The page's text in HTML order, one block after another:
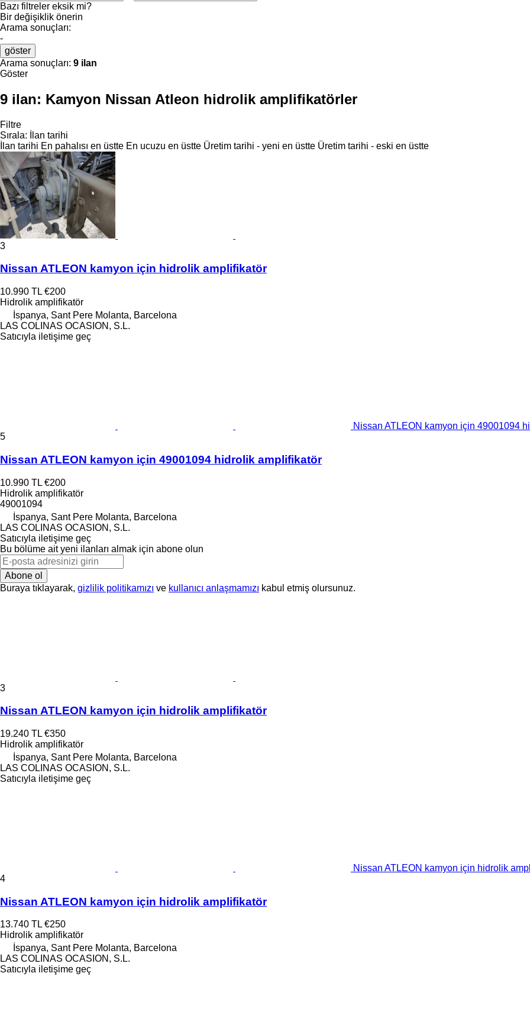
Bazı filtreler eksik mi?
Bir değişiklik önerin
Arama sonuçları:
-
göster
Arama sonuçları: 9 ilan
Göster
9 ilan: Kamyon Nissan Atleon hidrolik amplifikatörler
Filtre
Sırala:
İlan tarihi
İlan tarihi En pahalısı en üstte En ucuzu en üstte Üretim tarihi - yeni en üstte Üretim tarihi - eski en üstte
3
Nissan ATLEON kamyon için hidrolik amplifikatör
10.990 TL €200
Hidrolik amplifikatör
İspanya, Sant Pere Molanta, Barcelona
LAS COLINAS OCASION, S.L.
Satıcıyla iletişime geç
Nissan ATLEON kamyon için 49001094
5
Nissan ATLEON kamyon için 49001094 hidrolik amplifikatör
10.990 TL €200
Hidrolik amplifikatör
49001094
İspanya, Sant Pere Molanta, Barcelona
LAS COLINAS OCASION, S.L.
Satıcıyla iletişime geç
Bu bölüme ait yeni ilanları almak için abone olun
Abone ol
Buraya tıklayarak, gizlilik politikamızı ve kullanıcı anlaşmamızı kabul etmiş olursunuz.
3
Nissan ATLEON kamyon için hidrolik amplifikatör
19.240 TL €350
Hidrolik amplifikatör
İspanya, Sant Pere Molanta, Barcelona
LAS COLINAS OCASION, S.L.
Satıcıyla iletişime geç
Nissan ATLEON kamyon için hidrolik
4
Nissan ATLEON kamyon için hidrolik amplifikatör
13.740 TL €250
Hidrolik amplifikatör
İspanya, Sant Pere Molanta, Barcelona
LAS COLINAS OCASION, S.L.
Satıcıyla iletişime geç